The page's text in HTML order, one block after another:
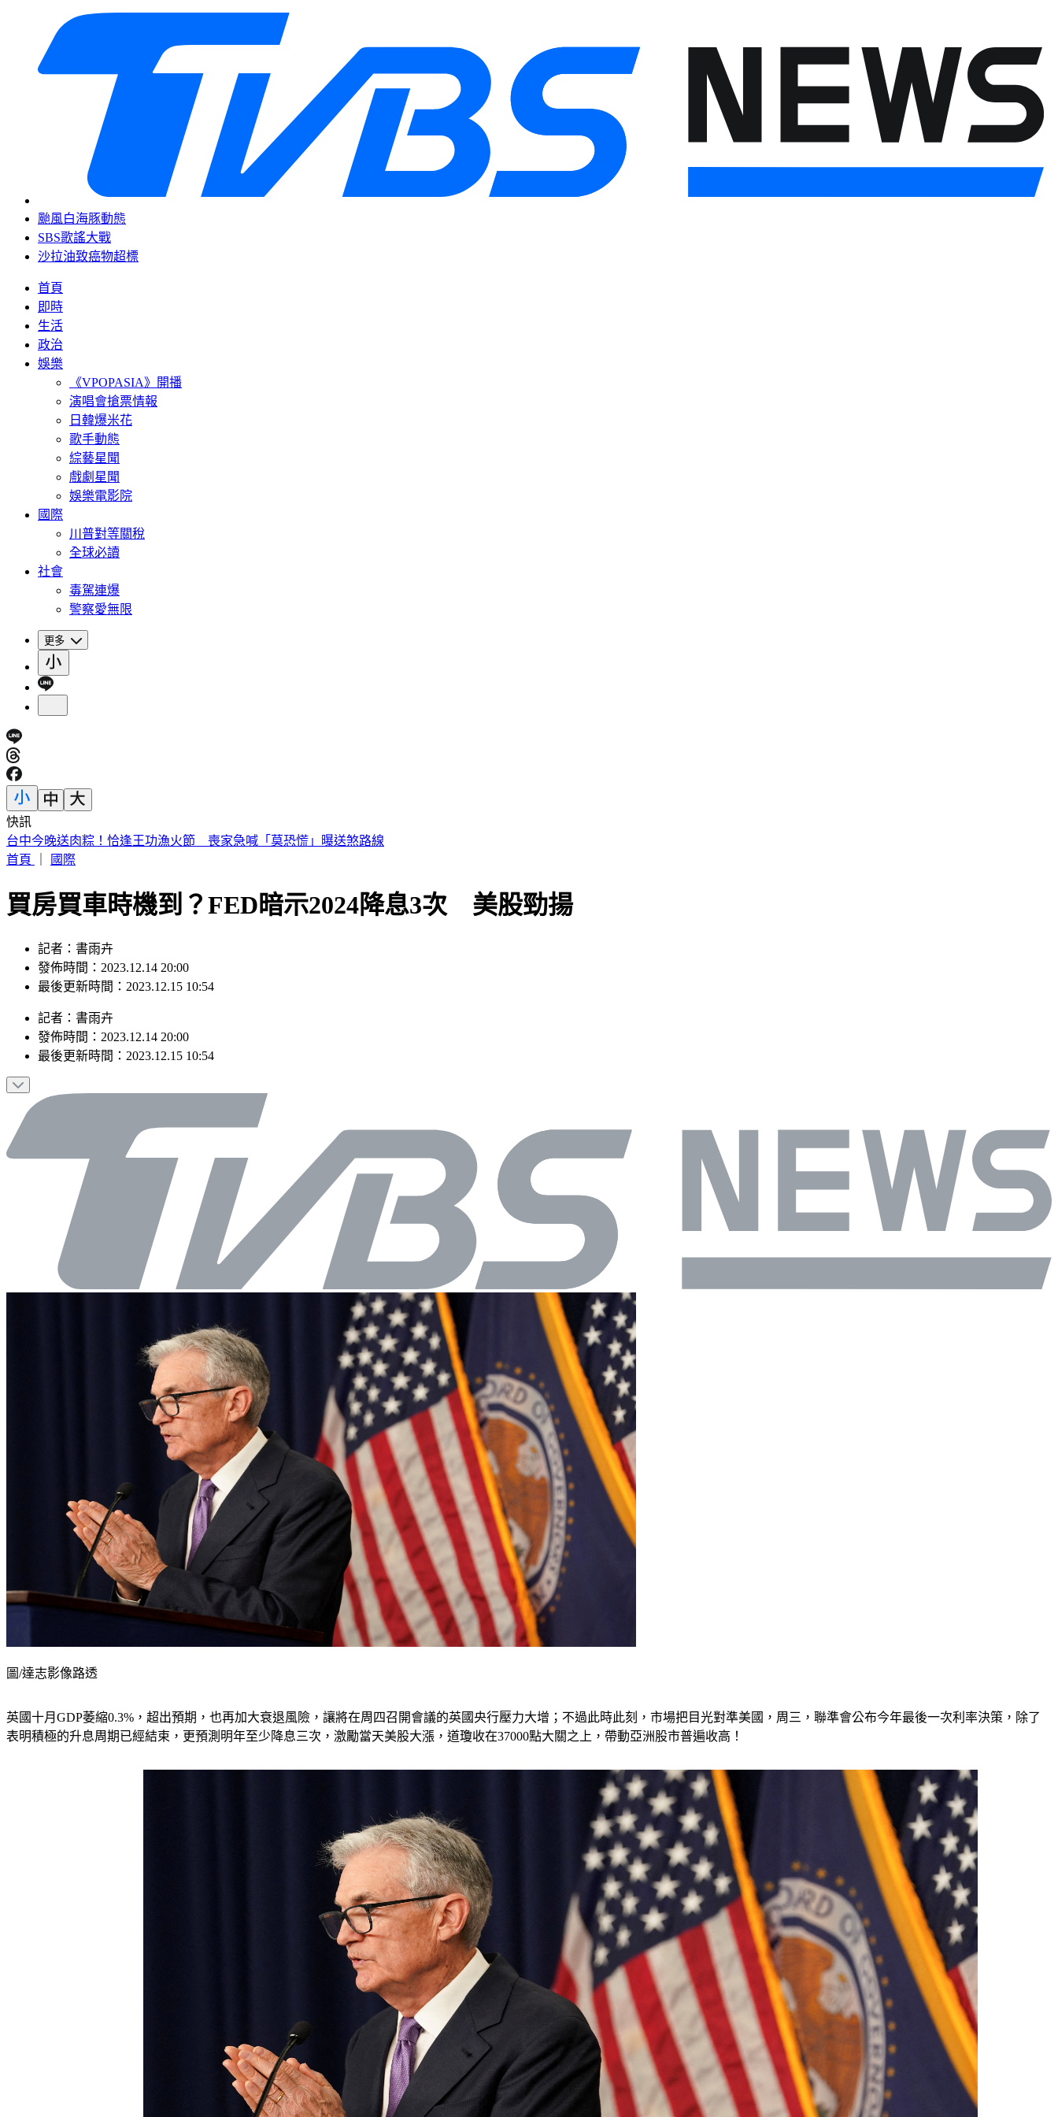
颱風白海豚動態
SBS歌謠大戰
沙拉油致癌物超標
首頁
即時
生活
政治
娛樂
《VPOPASIA》開播
演唱會搶票情報
日韓爆米花
歌手動態
綜藝星聞
戲劇星聞
娛樂電影院
國際
川普對等關稅
全球必讀
社會
毒駕連爆
警察愛無限
更多
快訊
台中今晚送肉粽！恰逢王功漁火節 喪家急喊「莫恐慌」曝送煞路線
首頁
國際
買房買車時機到？FED暗示2024降息3次 美股勁揚
記者：書雨卉
發佈時間：2023.12.14 20:00
最後更新時間：2023.12.15 10:54
記者 ： 書雨卉
發佈時間： 2023.12.14 20:00
最後更新時間： 2023.12.15 10:54
圖/達志影像路透
英國十月GDP萎縮0.3%，超出預期，也再加大衰退風險，讓將在周四召開會議的英國央行壓力大增；不過此時此刻，市場把目光對準美國，周三，聯準會公布今年最後一次利率決策，除了
表明積極的升息周期已經結束，更預測明年至少降息三次，激勵當天美股大漲，道瓊收在37000點大關之上，帶動亞洲股市普遍收高！